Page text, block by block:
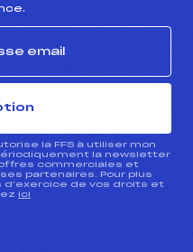
la FFS à utiliser mon
la newsletter
offres commerciales et
partenaires. Pour plus
d’exercice de vos droits et
ici